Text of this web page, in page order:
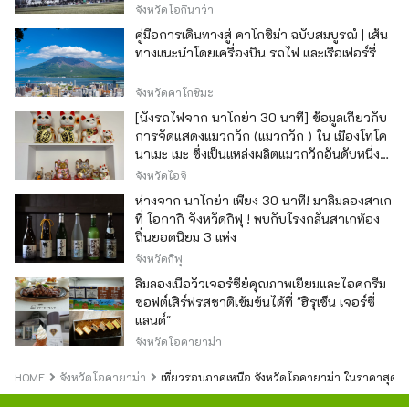
จังหวัดโอกินาว่า
คู่มือการเดินทางสู่ คาโกชิม่า ฉบับสมบูรณ์ | เส้น
ทางแนะนำโดยเครื่องบิน รถไฟ และเรือเฟอร์รี่
จังหวัดคาโกชิมะ
[นั่งรถไฟจาก นาโกย่า 30 นาที] ข้อมูลเกี่ยวกับ
การจัดแสดงแมวกวัก (แมวกวัก ) ใน เมืองโทโค
นาเมะ เมะ ซึ่งเป็นแหล่งผลิตแมวกวักอันดับหนึ่ง
ของญี่ปุ่น
จังหวัดไอจิ
ห่างจาก นาโกย่า เพียง 30 นาที! มาลิ้มลองสาเก
ที่ โอกากิ จังหวัดกิฟุ ! พบกับโรงกลั่นสาเกท้อง
ถิ่นยอดนิยม 3 แห่ง
จังหวัดกิฟุ
ลิ้มลองเนื้อวัวเจอร์ซีย์คุณภาพเยี่ยมและไอศกรีม
ซอฟต์เสิร์ฟรสชาติเข้มข้นได้ที่ "ฮิรุเซ็น เจอร์ซี่
แลนด์"
จังหวัดโอคายาม่า
HOME จังหวัดโอคายาม่า เที่ยวรอบภาคเหนือ จังหวัดโอคายาม่า ในราคาสุด